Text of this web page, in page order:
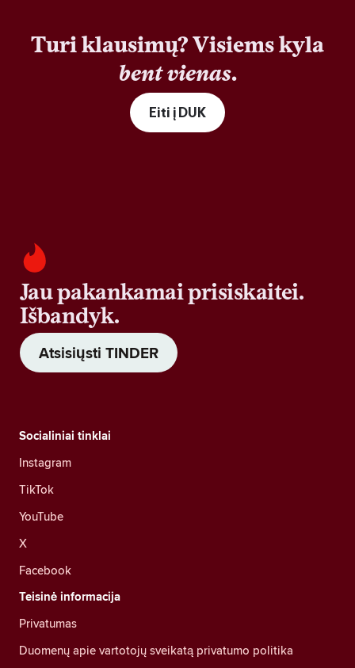
Turi klausimų? Visiems kyla
bent vienas.
Eiti į DUK
Jau pakankamai prisiskaitei.
Išbandyk.
Atsisiųsti TINDER
Socialiniai tinklai
Instagram
TikTok
YouTube
X
Facebook
Teisinė informacija
Privatumas
Duomenų apie vartotojų sveikatą privatumo politika